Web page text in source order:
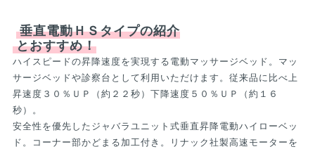
垂直電動ＨＳタイプの紹介
とおすすめ！
ハイスピードの昇降速度を実現する電動マッサージベッド。マッ
サージベッドや診察台として利用いただけます。従来品に比べ上
昇速度３０％ＵＰ（約２２秒）下降速度５０％ＵＰ（約１６
秒）。
安全性を優先したジャバラユニット式垂直昇降電動ハイローベッ
ド。コーナー部かどまる加工付き。リナック社製高速モーターを